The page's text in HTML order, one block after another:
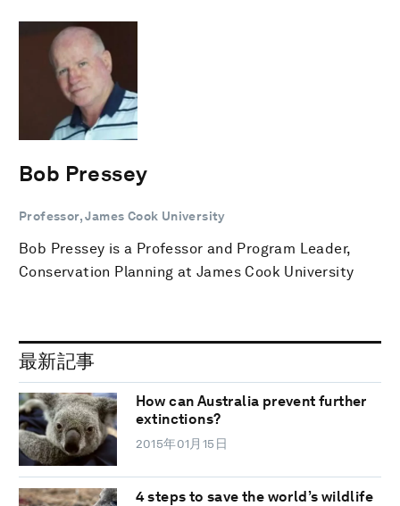
Bob Pressey
Professor, James Cook University
Bob Pressey is a Professor and Program Leader,
Conservation Planning at James Cook University
最新記事
How can Australia prevent further
extinctions?
2015年01月15日
4 steps to save the world’s wildlife